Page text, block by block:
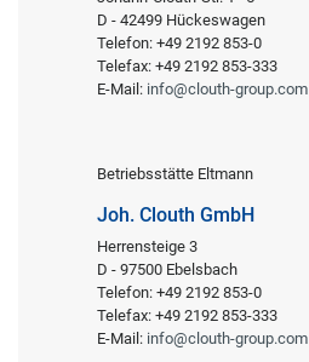
D - 42499 Hückeswagen
Telefon: +49 2192 853-0
Telefax: +49 2192 853-333
E-Mail: info@clouth-group.com
Betriebsstätte Eltmann
Joh. Clouth GmbH
Herrensteige 3
D - 97500 Ebelsbach
Telefon: +49 2192 853-0
Telefax: +49 2192 853-333
E-Mail: info@clouth-group.com